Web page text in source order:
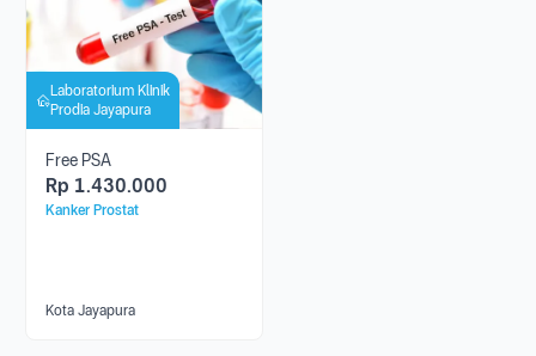
Laboratorium Klinik
Prodia Jayapura
Free PSA
Rp 1.430.000
Kanker Prostat
Kota Jayapura